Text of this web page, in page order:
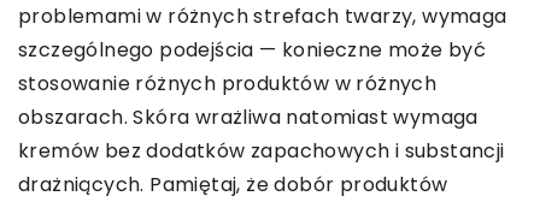
problemami w różnych strefach twarzy, wymaga
szczególnego podejścia — konieczne może być
stosowanie różnych produktów w różnych
obszarach. Skóra wrażliwa natomiast wymaga
kremów bez dodatków zapachowych i substancji
drażniących. Pamiętaj, że dobór produktów